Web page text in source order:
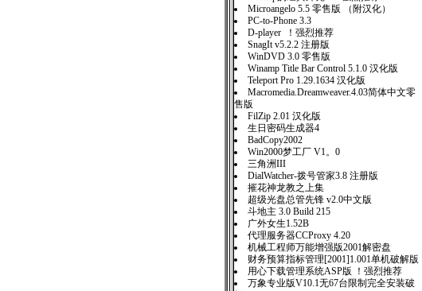
Microangelo 5.5 零售版 （附汉化）
PC-to-Phone 3.3
D-player ！强烈推荐
SnagIt v5.2.2 注册版
WinDVD 3.0 零售版
Winamp Title Bar Control 5.1.0 汉化版
Teleport Pro 1.29.1634 汉化版
Macromedia.Dreamweaver.4.03简体中文零
售版
FilZip 2.01 汉化版
生日密码生成器4
BadCopy2002
Win2000梦工厂 V1。0
三角洲III
DialWatcher-拨号管家3.8 注册版
摧花神龙教之上集
超级光盘总管先锋 v2.0中文版
斗地主 3.0 Build 215
广外女生1.52B
代理服务器CCProxy 4.20
机械工程师万能增强版2001解密盘
财务预算指标管理[2001]1.001单机破解版
用心下载管理系统ASP版 ！强烈推荐
万象专业版V10.1无67台限制完全安装破